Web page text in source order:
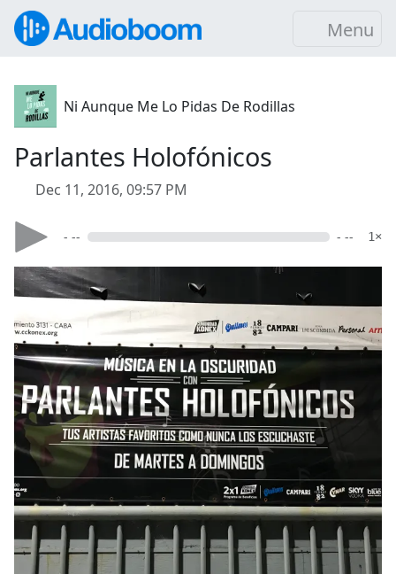
Menu
Ni Aunque Me Lo Pidas De Rodillas
Parlantes Holofónicos
Dec 11, 2016, 09:57 PM
- -- - -- 1×